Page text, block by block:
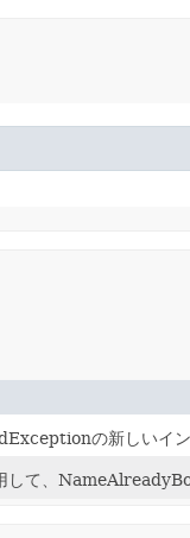
の新しいイン
して、